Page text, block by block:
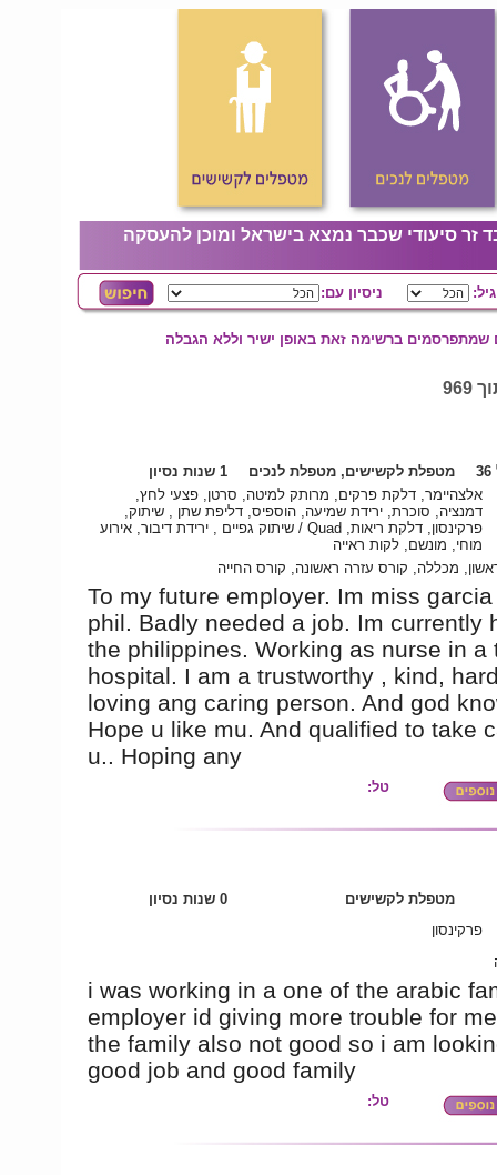
זר סיעודי שכבר נמצא בישראל ומוכן להעסקה
גיל: ניסיון עם:
שמתפרסמים ברשימה זאת באופן ישיר וללא הגבלה
מטפלת לקשישים, מטפלת לנכים
1 שנות נסיון
אלצהיימר, דלקת פרקים, מרותק למיטה, סרטן, פצעי לחץ,
דמנציה, סוכרת, ירידת שמיעה, הוספיס, דליפת שתן , שיתוק,
פרקינסון, דלקת ריאות, Quad / שיתוק גפיים , ירידת דיבור, אירוע
מוחי, מונשם, לקות ראייה
מכללה, קורס עזרה ראשונה, קורס החייה
To my future employer. Im miss
phil. Badly needed a job. Im currently
the philippines. Working as nurse in a
hospital. I am a trustworthy , kind,
loving ang caring person. And god
Hope u like mu. And qualified to take
u.. Hoping any
טל:
מטפלת לקשישים
0 שנות נסיון
פרקינסון
i was working in a one of the arabic
employer id giving more trouble for
the family also not good so i am
good job and good family
טל: